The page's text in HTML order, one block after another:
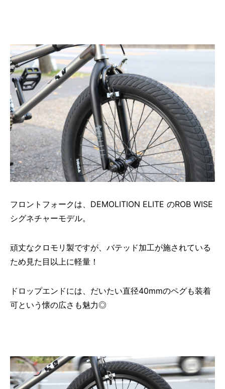
フロントフォークは、DEMOLITION ELITE のROB WISE
シグネチャーモデル。
頑丈なクロモリ製ですが、バテッド加工が施されている
ため見た目以上に軽量！
ドロップエンドには、だいたい直径40mmのペグも装着
可という懐の広さも魅力◎